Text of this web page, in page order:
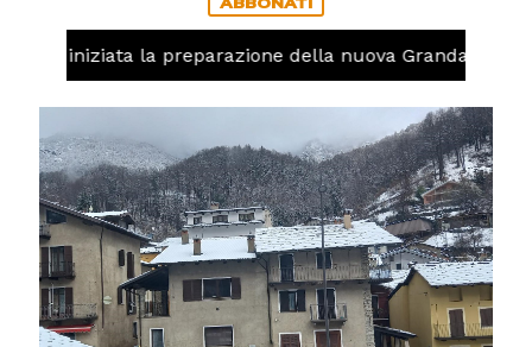
iniziata la preparazione della nuova Granda Volley